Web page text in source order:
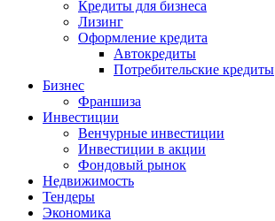
Кредиты для бизнеса
Лизинг
Оформление кредита
Автокредиты
Потребительские кредиты
Бизнес
Франшиза
Инвестиции
Венчурные инвестиции
Инвестиции в акции
Фондовый рынок
Недвижимость
Тендеры
Экономика